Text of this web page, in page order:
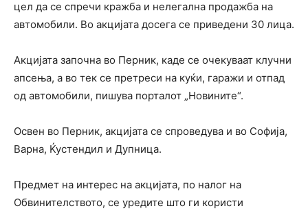
цел да се спречи кражба и нелегална продажба на
автомобили. Во акцијата досега се приведени 30 лица.
Акцијата започна во Перник, каде се очекуваат клучни
апсења, а во тек се претреси на куќи, гаражи и отпад
од автомобили, пишува порталот „Новините“.
Освен во Перник, акцијата се спроведува и во Софија,
Варна, Ќустендил и Дупница.
Предмет на интерес на акцијата, по налог на
Обвинителството, се уредите што ги користи